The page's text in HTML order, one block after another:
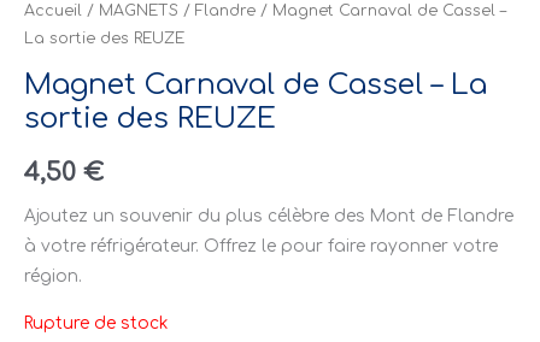
Accueil / MAGNETS / Flandre / Magnet Carnaval de Cassel –
La sortie des REUZE
Magnet Carnaval de Cassel – La
sortie des REUZE
4,50 €
Ajoutez un souvenir du plus célèbre des Mont de Flandre
à votre réfrigérateur. Offrez le pour faire rayonner votre
région.
Rupture de stock